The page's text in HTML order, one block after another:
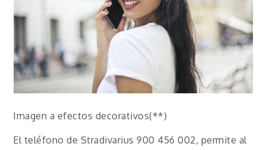
Imagen a efectos decorativos(**)
El teléfono de Stradivarius 900 456 002, permite al